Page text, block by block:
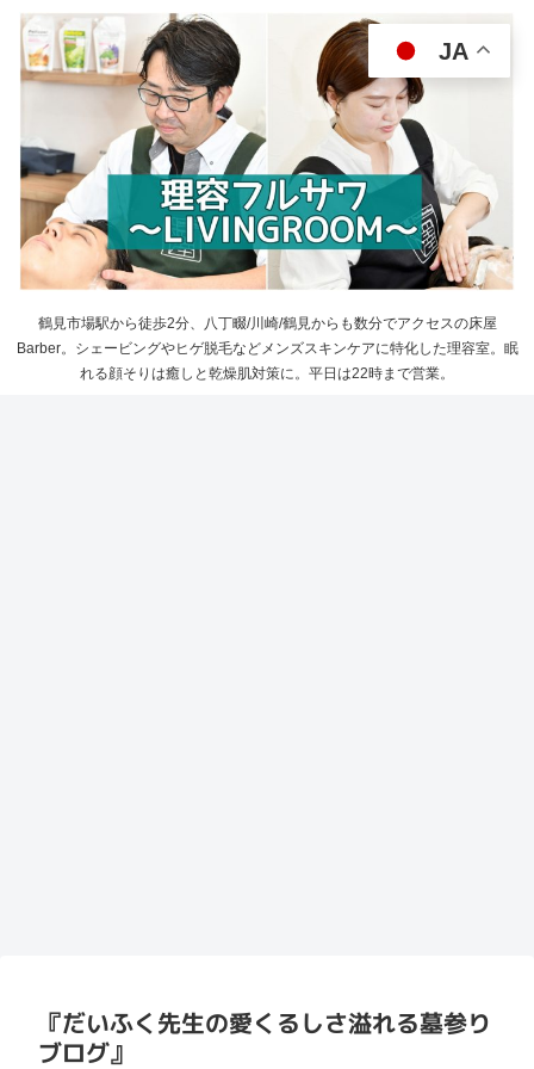
鶴見市場駅から徒歩2分、八丁畷/川崎/鶴見からも数分でアクセスの床屋
Barber。シェービングやヒゲ脱毛などメンズスキンケアに特化した理容室。眠
れる顔そりは癒しと乾燥肌対策に。平日は22時まで営業。
『だいふく先生の愛くるしさ溢れる墓参り
ブログ』
JA